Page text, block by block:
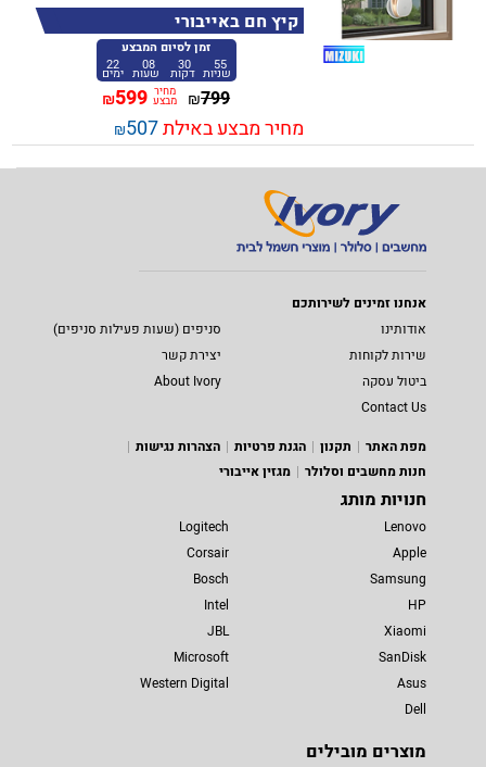
קיץ חם באייבורי
זמן לסיום המבצע
55
שניות 30
דקות 08
שעות 22
ימים
799
₪ מחיר
מבצע 599
₪
מחיר מבצע באילת507
₪
אנחנו זמינים לשירותכם
אודותינו
סניפים (שעות פעילות סניפים)
שירות לקוחות
יצירת קשר
ביטול עסקה
About Ivory
Contact Us
מפת האתר
תקנון הגנת פרטיות
הצהרות נגישות
חנות מחשבים וסלולר
מגזין אייבורי
חנויות מותג
Lenovo
Apple
Samsung
HP
Xiaomi
SanDisk
Asus
Dell
Logitech
Corsair
Bosch
Intel
JBL
Microsoft
Western Digital
מוצרים מובילים